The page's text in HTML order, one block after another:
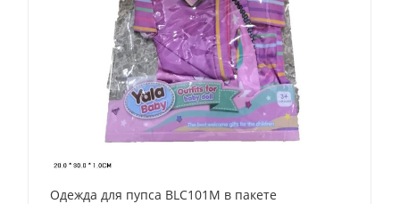
Одежда для пупса BLC101M в пакете